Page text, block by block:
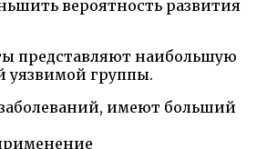
вероятность развития
представляют наибольшую
уязвимой группы.
имеют больший